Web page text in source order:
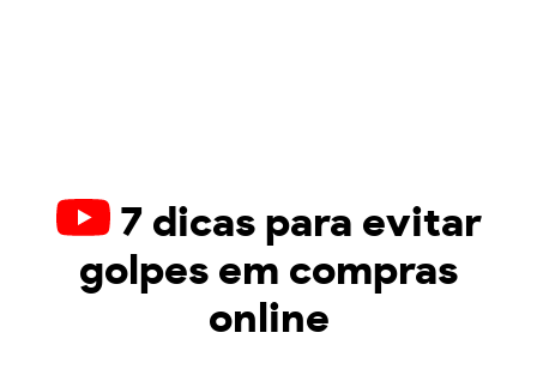
7 dicas para evitar
golpes em compras
online